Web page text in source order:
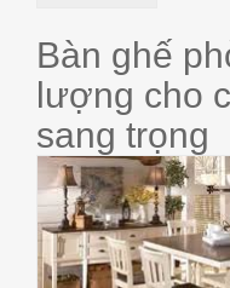
Bàn ghế
lượng cho
sang trọng